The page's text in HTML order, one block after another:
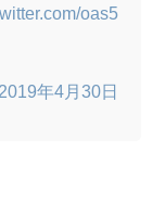
oas5
2019年4月30日